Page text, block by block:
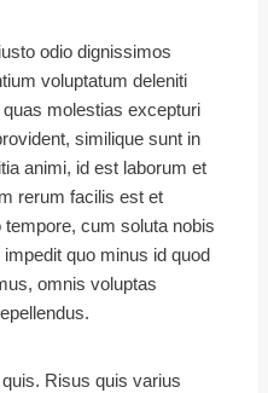
odio dignissimos
voluptatum deleniti
molestias excepturi
similique sunt in
animi, id est laborum et
rerum facilis est et
cum soluta nobis
quo minus id quod
omnis voluptas
Risus quis varius